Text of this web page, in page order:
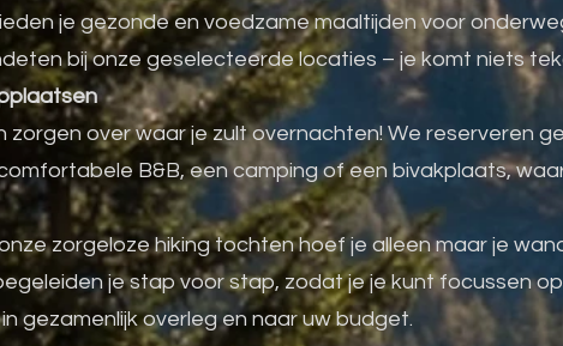
je gezonde en voedzame maaltijden voor
bij onze geselecteerde locaties – je komt niets
zorgen over waar je zult overnachten! We reserveren
B&B, een camping of een bivakplaats,
zorgeloze hiking tochten hoef je alleen maar je
je stap voor stap, zodat je je kunt focussen
gezamenlijk overleg en naar uw budget.